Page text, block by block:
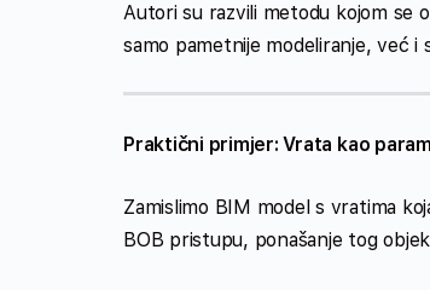
Autori su razvili metodu kojom se
samo pametnije modeliranje, već i
Praktični primjer: Vrata kao
Zamislimo BIM model s vratima
BOB pristupu, ponašanje tog